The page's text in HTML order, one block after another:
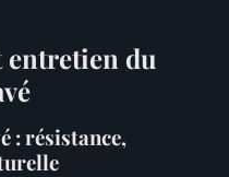
entretien du
: résistance,